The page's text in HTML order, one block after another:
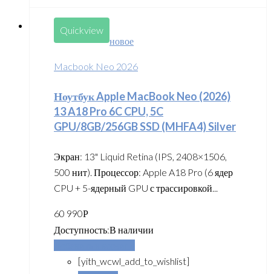
Quickview
новое
Macbook Neo 2026
Ноутбук Apple MacBook Neo (2026)
13 A18 Pro 6C CPU, 5C
GPU/8GB/256GB SSD (MHFA4) Silver
Экран: 13" Liquid Retina (IPS, 2408×1506,
500 нит). Процессор: Apple A18 Pro (6 ядер
CPU + 5-ядерный GPU с трассировкой...
60 990Р
Доступность:В наличии
[yith_wcwl_add_to_wishlist]